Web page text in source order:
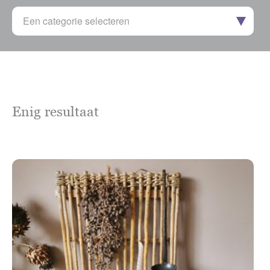
Een categorie selecteren
Enig resultaat